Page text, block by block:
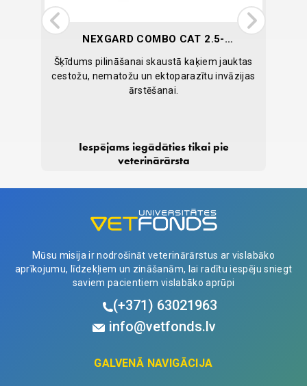
NEXGARD COMBO CAT 2.5-
Šķīdums pilināšanai skaustā kaķiem jauktas
cestožu, nematožu un ektoparazītu invāzijas
ārstēšanai.
Iespējams iegādāties tikai pie
veterinārārsta
Mūsu misija ir nodrošināt veterinārārstus ar vislabāko
aprīkojumu, līdzekļiem un zināšanām, lai radītu iespēju sniegt
saviem pacientiem vislabāko aprūpi
(+371) 63021963
info@vetfonds.lv
GALVENĀ NAVIGĀCIJA